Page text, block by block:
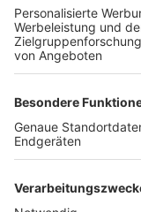
TOP-PARTNER